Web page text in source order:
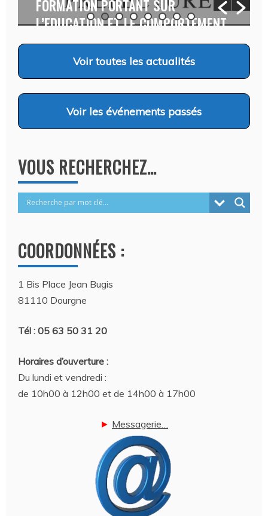
Auteur Aïni ABDOU/ 6 août 2026
Voirtoutes les actualités
Voir les événements passés
VOUS RECHERCHEZ…
COORDONNÉES :
1 Bis Place Jean Bugis
81110 Dourgne
Tél : 05 63 50 31 20
Horaires d’ouverture :
Du lundi et vendredi :
de 10h00 à 12h00 et de 14h00 à 17h00
► Messagerie…